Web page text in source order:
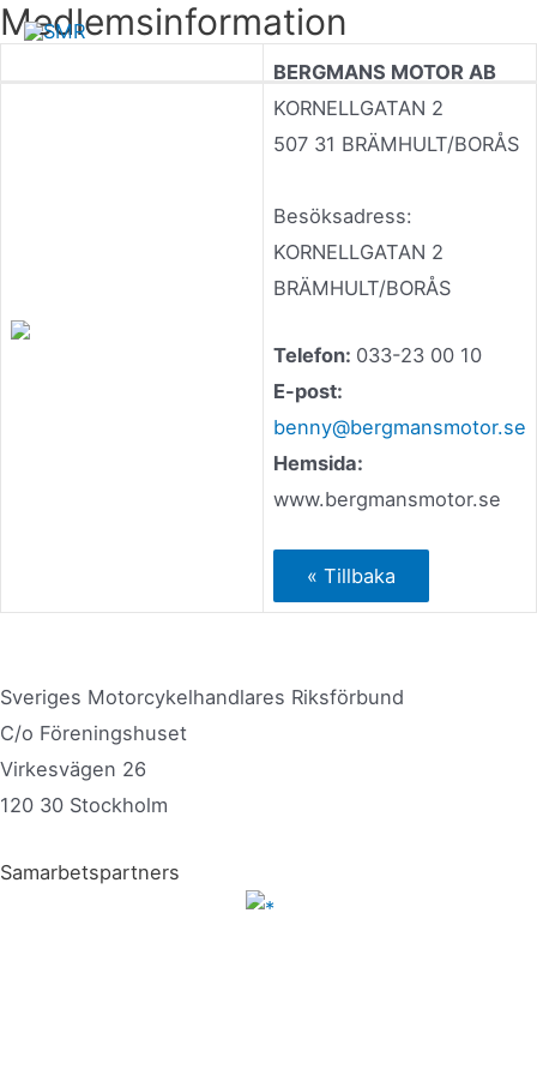
Hoppa
Medlemsinformation
BERGMANS MOTOR AB
KORNELLGATAN 2
507 31 BRÄMHULT/BORÅS
Besöksadress:
KORNELLGATAN 2
BRÄMHULT/BORÅS
Telefon: 033-23 00 10
E-post:
benny@bergmansmotor.se
Hemsida:
www.bergmansmotor.se
Sveriges Motorcykelhandlares Riksförbund
C/o Föreningshuset
Virkesvägen 26
120 30 Stockholm
Samarbetspartners